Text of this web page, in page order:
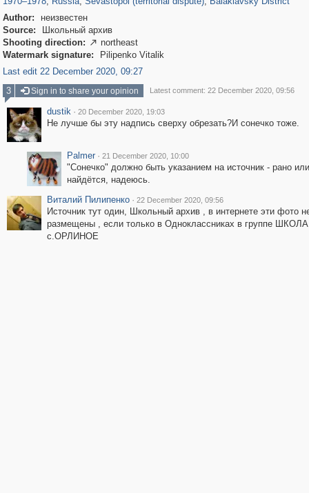
Author:
неизвестен
Source:
Школьный архив
Shooting direction:  northeast
Watermark signature:
Pilipenko Vitalik
Last edit 22 December 2020, 09:27
3
Sign in to share your opinion Latest comment: 22 December 2020, 09:56
dustik · 20 December 2020, 19:03
Не лучше бы эту надпись сверху обрезать?И сонечко тоже.
Palmer · 21 December 2020, 10:00
"Сонечко" должно быть указанием на источник - рано
найдётся, надеюсь.
Виталий Пилипенко · 22 December 2020, 09:56
Источник тут один, Школьный архив , в интернете эти фото
размещены , если только в Одноклассниках в группе
с.ОРЛИНОЕ